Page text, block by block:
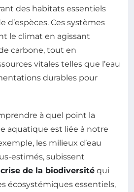
des habitats essentiels
Ces systèmes
le climat en agissant
carbone, tout en
vitales telles que l’eau
durables pour
à quel point la
aquatique est liée à notre
les milieux d’eau
estimés, subissent
crise de la biodiversité qui
écosystémiques essentiels,